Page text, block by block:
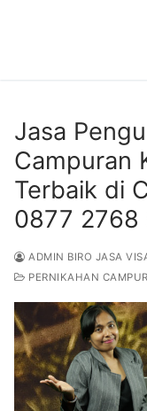
Jasa
Campuran
Terbaik di
0877 2768
ADMIN BIRO JASA
PERNIKAHAN